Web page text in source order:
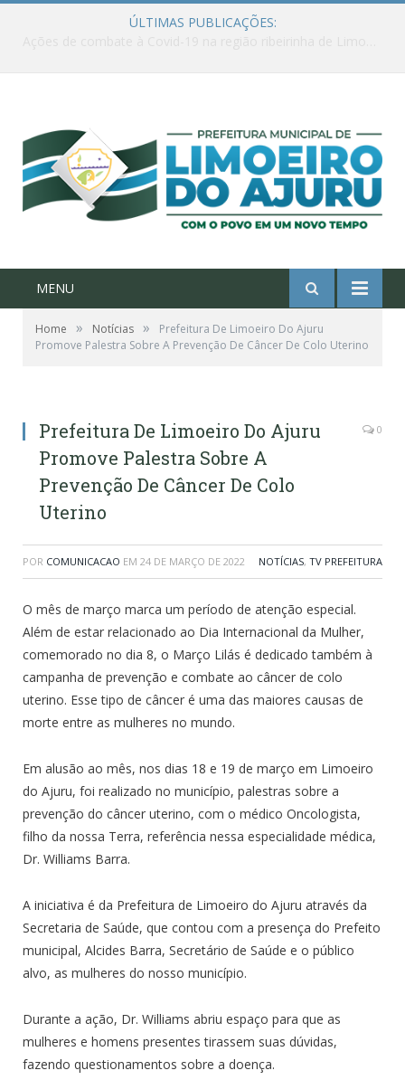
ÚLTIMAS PUBLICAÇÕES:
MENU
Home » Notícias »
Prefeitura De Limoeiro Do Ajuru
Promove Palestra Sobre A Prevenção De Câncer De Colo Uterino
Prefeitura De Limoeiro Do Ajuru
Promove Palestra Sobre A
Prevenção De Câncer De Colo
Uterino
0
POR COMUNICACAO EM 24 DE MARÇO DE 2022 NOTÍCIAS, TV PREFEITURA
O mês de março marca um período de atenção especial.
Além de estar relacionado ao Dia Internacional da Mulher,
comemorado no dia 8, o Março Lilás é dedicado também à
campanha de prevenção e combate ao câncer de colo
uterino. Esse tipo de câncer é uma das maiores causas de
morte entre as mulheres no mundo.
Em alusão ao mês, nos dias 18 e 19 de março em Limoeiro
do Ajuru, foi realizado no município, palestras sobre a
prevenção do câncer uterino, com o médico Oncologista,
filho da nossa Terra, referência nessa especialidade médica,
Dr. Williams Barra.
A iniciativa é da Prefeitura de Limoeiro do Ajuru através da
Secretaria de Saúde, que contou com a presença do Prefeito
municipal, Alcides Barra, Secretário de Saúde e o público
alvo, as mulheres do nosso município.
Durante a ação, Dr. Williams abriu espaço para que as
mulheres e homens presentes tirassem suas dúvidas,
fazendo questionamentos sobre a doença.